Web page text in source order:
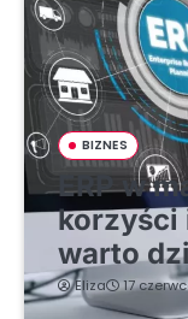
BIZNES
ERP w
korzyści
warto
Eliza 17